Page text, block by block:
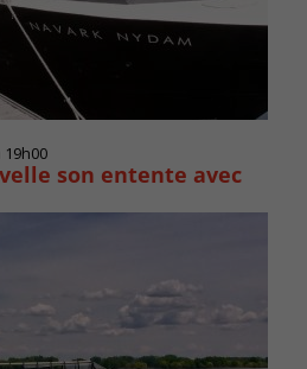
19h00
son entente avec